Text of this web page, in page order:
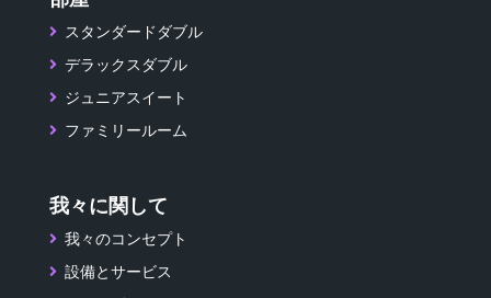
スタンダードダブル
デラックスダブル
ジュニアスイート
ファミリールーム
我々に関して
我々のコンセプト
設備とサービス